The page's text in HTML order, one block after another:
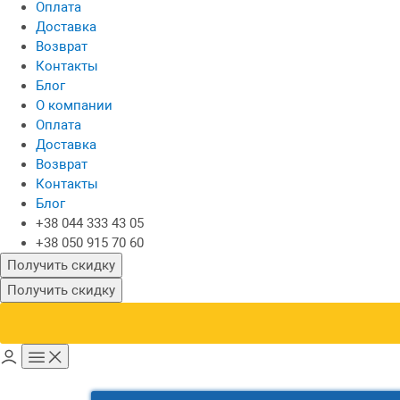
Оплата
Доставка
Возврат
Контакты
Блог
О компании
Оплата
Доставка
Возврат
Контакты
Блог
+38 044 333 43 05
+38 050 915 70 60
Получить скидку
Получить скидку